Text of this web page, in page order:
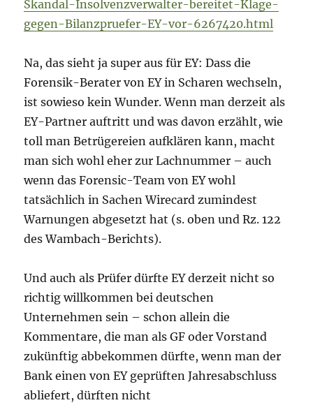
Skandal-Insolvenzverwalter-bereitet-Klage-
gegen-Bilanzpruefer-EY-vor-6267420.html
Na, das sieht ja super aus für EY: Dass die
Forensik-Berater von EY in Scharen wechseln,
ist sowieso kein Wunder. Wenn man derzeit als
EY-Partner auftritt und was davon erzählt, wie
toll man Betrügereien aufklären kann, macht
man sich wohl eher zur Lachnummer – auch
wenn das Forensic-Team von EY wohl
tatsächlich in Sachen Wirecard zumindest
Warnungen abgesetzt hat (s. oben und Rz. 122
des Wambach-Berichts).
Und auch als Prüfer dürfte EY derzeit nicht so
richtig willkommen bei deutschen
Unternehmen sein – schon allein die
Kommentare, die man als GF oder Vorstand
zukünftig abbekommen dürfte, wenn man der
Bank einen von EY geprüften Jahresabschluss
abliefert, dürften nicht